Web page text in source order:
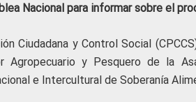
Nacional para informar sobre el
Ciudadana y Control Social
Agropecuario y Pesquero de la
e Intercultural de Soberanía